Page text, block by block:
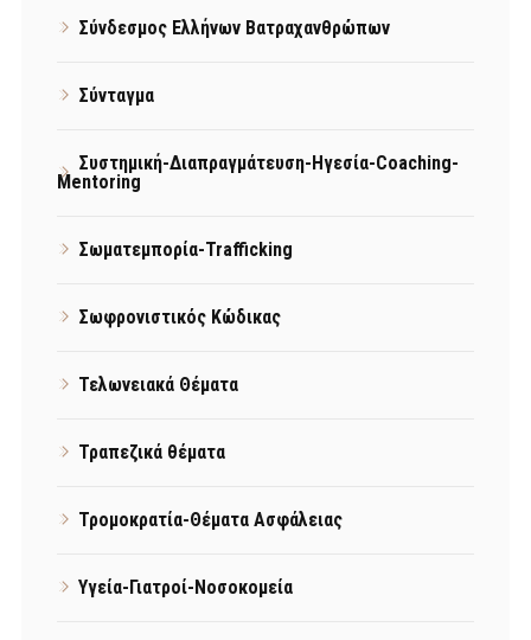
Σύνδεσμος Ελλήνων Βατραχανθρώπων
Σύνταγμα
Συστημική-Διαπραγμάτευση-Ηγεσία-Coaching-
Mentoring
Σωματεμπορία-Trafficking
Σωφρονιστικός Κώδικας
Τελωνειακά Θέματα
Τραπεζικά θέματα
Τρομοκρατία-Θέματα Ασφάλειας
Υγεία-Γιατροί-Νοσοκομεία